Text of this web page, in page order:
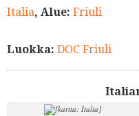
Italia, Alue: Friuli
Luokka: DOC Friuli